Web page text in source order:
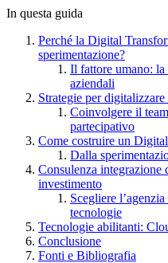
In questa guida
Perché la Digital
sperimentazione?
Il fattore umano: la
aziendali
Strategie per
Coinvolgere il
partecipativo
Come costruire un
Dalla
Consulenza
investimento
Scegliere
tecnologie
Tecnologie abilitanti:
Conclusione
Fonti e Bibliografia